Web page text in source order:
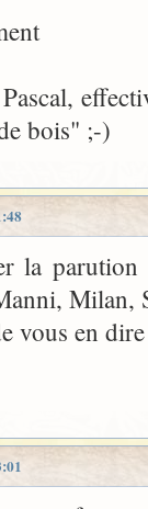
bois" ;-)
la
Milan,
vous en